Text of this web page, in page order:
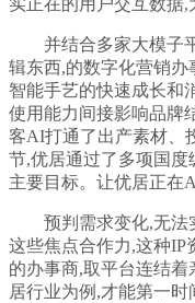
实正在的用户交互数据,
并结合多家大模子平
辑东西,的数字化营销办
智能手艺的快速成长和
使用能力间接影响品牌
客AI打通了出产素材、
节,优居通过了多项国
主要目标。让优居正在
预判需求变化,无法
这些焦点合作力,这种IP
的办事商,取平台连结
居行业为例,才能第一